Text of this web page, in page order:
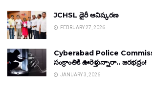
JCHSL డైరీ ఆవిష్కరణ
FEBRUARY 27, 2026
Cyberabad Police
సంక్రాంతికి ఊరెళ్తున్నారా.. జరభద్రం!
JANUARY 3, 2026